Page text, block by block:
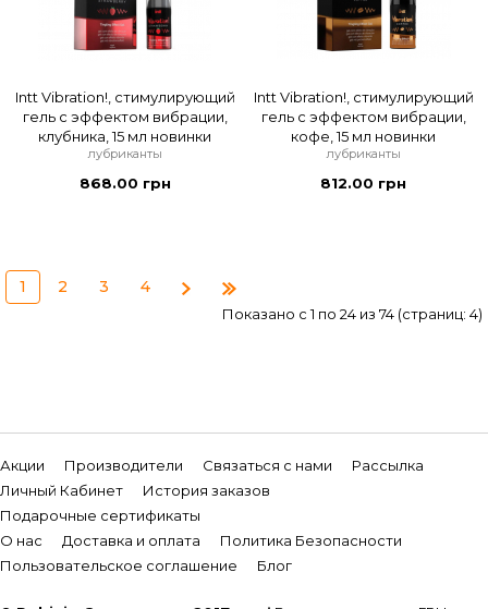
Intt Vibration!, стимулирующий
гель с эффектом вибрации,
клубника, 15 мл новинки
лубриканты
868.00 грн
Intt Vibration!, стимулирующий
гель с эффектом вибрации,
кофе, 15 мл новинки
лубриканты
812.00 грн
1 2 3 4
Показано с 1 по 24 из 74 (страниц: 4)
Акции Производители Связаться с нами
Рассылка
Личный Кабинет
История заказов
Подарочные сертификаты
О нас
Доставка и оплата
Политика Безопасности
Пользовательское соглашение
Блог